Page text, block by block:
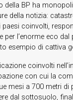
della BP ha
della notizia:
coinvolti,
per l’enorme eco
esempio di cattiva
coinvolti
con cui la
mesi a 700 metri
dal sottosuolo,